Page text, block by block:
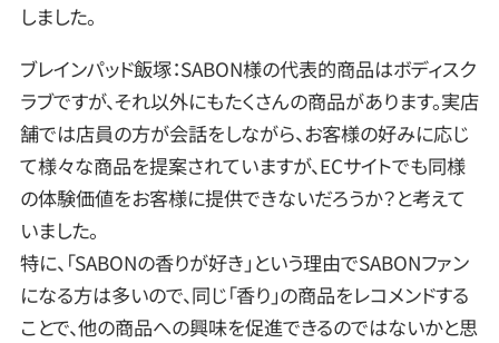
しました。
ブレインパッド飯塚：SABON様の代表的商品はボディスク
ラブですが、それ以外にもたくさんの商品があります。実店
舗では店員の方が会話をしながら、お客様の好みに応じ
て様々な商品を提案されていますが、ECサイトでも同様
の体験価値をお客様に提供できないだろうか？と考えて
いました。
特に、「SABONの香りが好き」という理由でSABONファン
になる方は多いので、同じ「香り」の商品をレコメンドする
ことで、他の商品への興味を促進できるのではないかと思